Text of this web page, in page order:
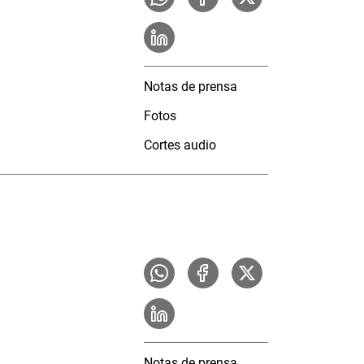
Notas de prensa
Fotos
Cortes audio